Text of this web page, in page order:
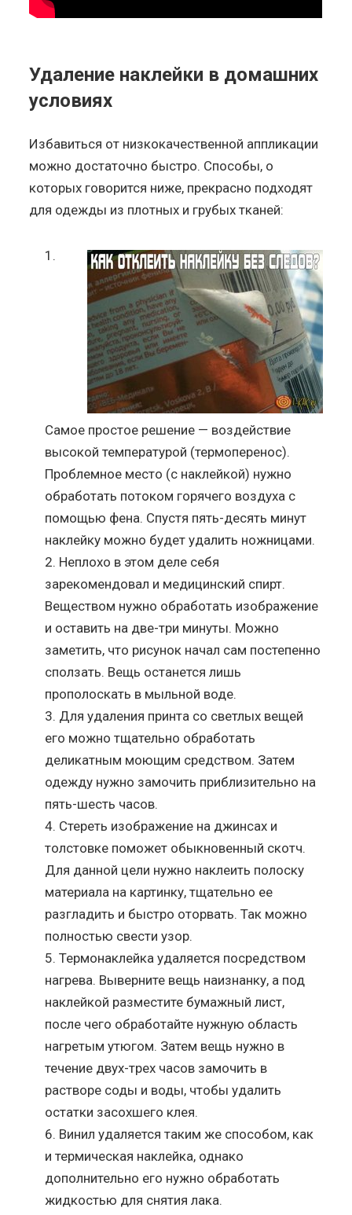
Удаление наклейки в домашних
условиях
Избавиться от низкокачественной аппликации
можно достаточно быстро. Способы, о
которых говорится ниже, прекрасно подходят
для одежды из плотных и грубых тканей:
Самое простое решение — воздействие
высокой температурой (термоперенос).
Проблемное место (с наклейкой) нужно
обработать потоком горячего воздуха с
помощью фена. Спустя пять-десять минут
наклейку можно будет удалить ножницами.
Неплохо в этом деле себя
зарекомендовал и медицинский спирт.
Веществом нужно обработать изображение
и оставить на две-три минуты. Можно
заметить, что рисунок начал сам постепенно
сползать. Вещь останется лишь
прополоскать в мыльной воде.
Для удаления принта со светлых вещей
его можно тщательно обработать
деликатным моющим средством. Затем
одежду нужно замочить приблизительно на
пять-шесть часов.
Стереть изображение на джинсах и
толстовке поможет обыкновенный скотч.
Для данной цели нужно наклеить полоску
материала на картинку, тщательно ее
разгладить и быстро оторвать. Так можно
полностью свести узор.
Термонаклейка удаляется посредством
нагрева. Выверните вещь наизнанку, а под
наклейкой разместите бумажный лист,
после чего обработайте нужную область
нагретым утюгом. Затем вещь нужно в
течение двух-трех часов замочить в
растворе соды и воды, чтобы удалить
остатки засохшего клея.
Винил удаляется таким же способом, как
и термическая наклейка, однако
дополнительно его нужно обработать
жидкостью для снятия лака.